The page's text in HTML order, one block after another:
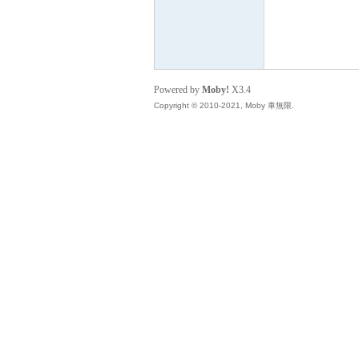
Powered by Moby! X3.4
Copyright © 2010-2021, Moby 車無限.